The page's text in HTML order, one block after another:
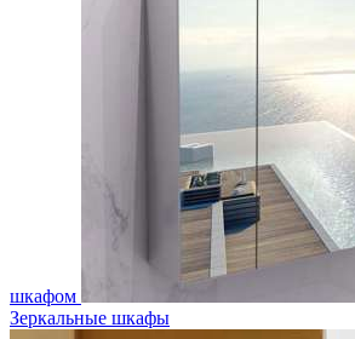
шкафом
Зеркальные шкафы